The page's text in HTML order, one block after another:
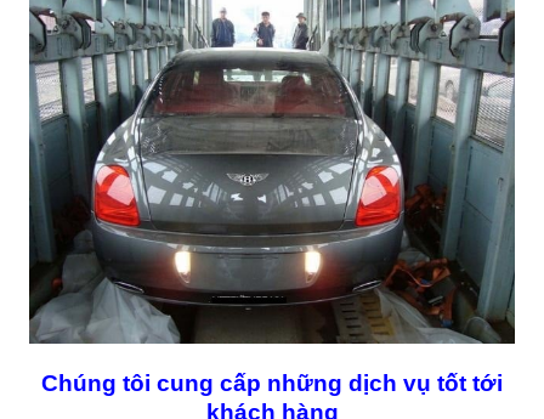
Chúng tôi cung cấp những dịch vụ tốt tới
khách hàng